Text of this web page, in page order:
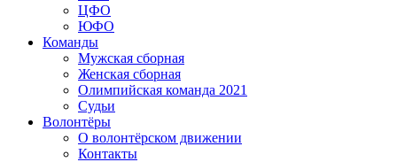
ЦФО
ЮФО
Команды
Мужская сборная
Женская сборная
Олимпийская команда 2021
Судьи
Волонтёры
О волонтёрском движении
Контакты